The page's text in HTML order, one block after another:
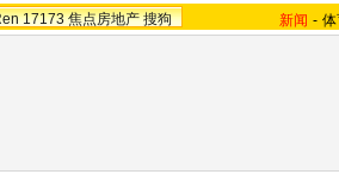
17173 焦点房地产 搜狗 新闻 -